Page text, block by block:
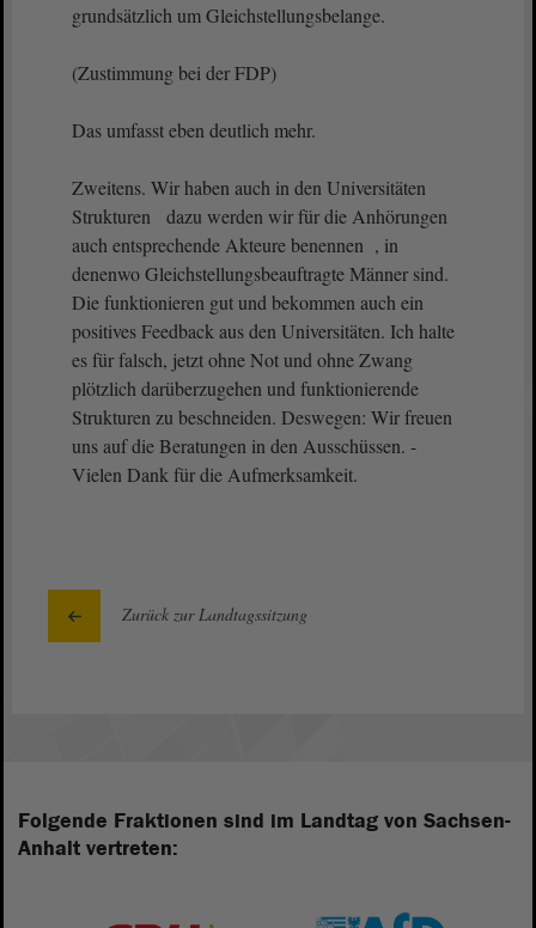
grundsätzlich um Gleichstellungsbelange.
(Zustimmung bei der FDP)
Das umfasst eben deutlich mehr.
Zweitens. Wir haben auch in den Universitäten
Strukturen dazu werden wir für die Anhörungen
auch entsprechende Akteure benennen , in
denenwo Gleichstellungsbeauftragte Männer sind.
Die funktionieren gut und bekommen auch ein
positives Feedback aus den Universitäten. Ich halte
es für falsch, jetzt ohne Not und ohne Zwang
plötzlich darüberzugehen und funktionierende
Strukturen zu beschneiden. Deswegen: Wir freuen
uns auf die Beratungen in den Ausschüssen. -
Vielen Dank für die Aufmerksamkeit.
Zurück zur Landtagssitzung
Folgende Fraktionen sind im Landtag von Sachsen-
Anhalt vertreten: